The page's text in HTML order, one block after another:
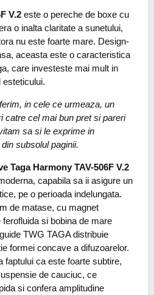
V.2 este o pereche de boxe cu
o inalta claritate a sunetului,
nu este foarte mare. Design-
aceasta este o caracteristica
care investeste mai mult in
esteticului.
in cele ce urmeaza, un
catre cel mai bun pret si pareri
sa si le exprime in
subsolul paginii.
Taga Harmony TAV-506F V.2
capabila sa ii asigure un
pe o perioada indelungata.
de matase, cu magnet
si bobina de mare
TWG TAGA distribuie
formei concave a difuzoarelor.
faptului ca este foarte subtire,
de cauciuc, ce
si confera amplitudine